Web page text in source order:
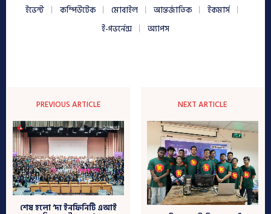
ইভেন্ট কম্পিউটেক মোবাইল আন্তর্জাতিক
ইকমার্স
ই-গভর্নেন্স
অ্যাপস
PREVIOUS ARTICLE
শেষ হলো ‘দ্য ইনফিনিটি এআই
NEXT ARTICLE